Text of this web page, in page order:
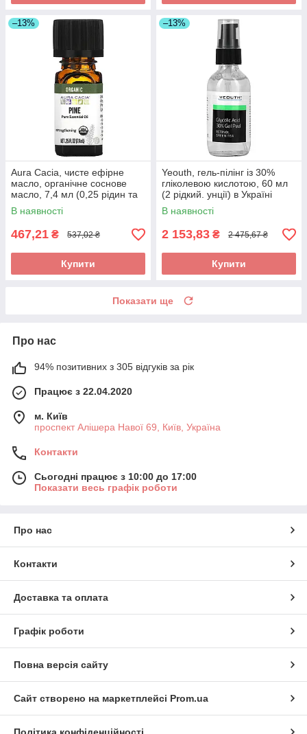
–13%
Aura Cacia, чисте ефірне
масло, органічне соснове
масло, 7,4 мл (0,25 рідин та
си. унції), оригінал
В наявності
467,21 ₴ 537,02 ₴
Купити
–13%
Yeouth, гель-пілінг із 30%
гліколевою кислотою, 60 мл
(2 рідкий. унції) в Україні
оригінал
В наявності
2 153,83 ₴ 2 475,67 ₴
Купити
Показати ще
Про нас
94% позитивних з 305 відгуків за рік
Працює з 22.04.2020
м. Київ
проспект Алішера Навої 69, Київ, Україна
Контакти
Сьогодні працює з 10:00 до 17:00
Показати весь графік роботи
Про нас
Контакти
Доставка та оплата
Графік роботи
Повна версія сайту
Сайт створено на маркетплейсі Prom.ua